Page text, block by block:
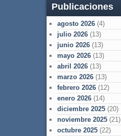
Publicaciones
agosto 2026(4)
julio 2026(13)
junio 2026(13)
mayo 2026(13)
abril 2026(13)
marzo 2026(13)
febrero 2026(12)
enero 2026(14)
diciembre 2025(20)
noviembre 2025(21)
octubre 2025(22)